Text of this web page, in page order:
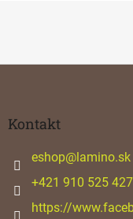
Kontakt
eshop@lamino.sk
+421 910 525 427
https://